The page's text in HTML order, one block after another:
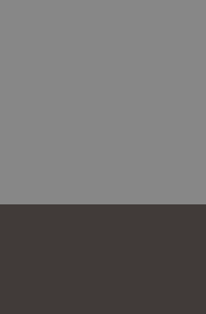
come ospiti,
come amici.„